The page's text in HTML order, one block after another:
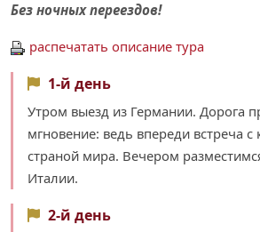
Без ночных переездов!
распечатать описание тура
1-й день
Утром выезд из Германии. Дорога
мгновение: ведь впереди встреча
страной мира. Вечером
Италии.
2-й день